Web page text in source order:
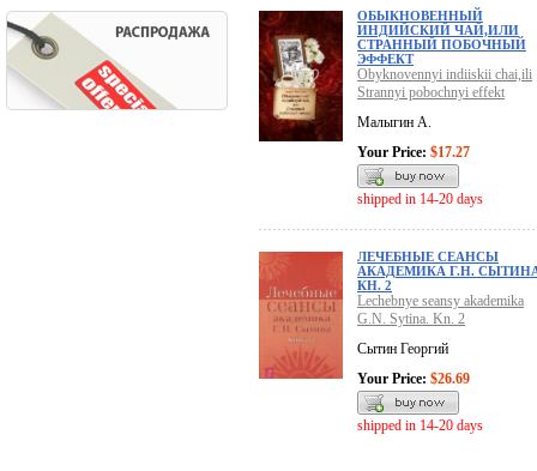
ОБЫКНОВЕННЫЙ
ИНДИЙСКИЙ ЧАЙ,ИЛИ
СТРАННЫЙ ПОБОЧНЫЙ
ЭФФЕКТ
Obyknovennyi indiiskii chai,ili
Strannyi pobochnyi effekt
Малыгин А.
Your Price: $17.27
shipped in 14-20 days
ЛЕЧЕБНЫЕ СЕАНСЫ
АКАДЕМИКА Г.Н.
КН. 2
Lechebnye seansy akademika
G.N. Sytina. Kn. 2
Сытин Георгий
Your Price: $26.69
shipped in 14-20 days